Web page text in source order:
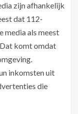
zijn afhankelijk
dat 112-
media als meest
komt omdat
inkomsten uit
die